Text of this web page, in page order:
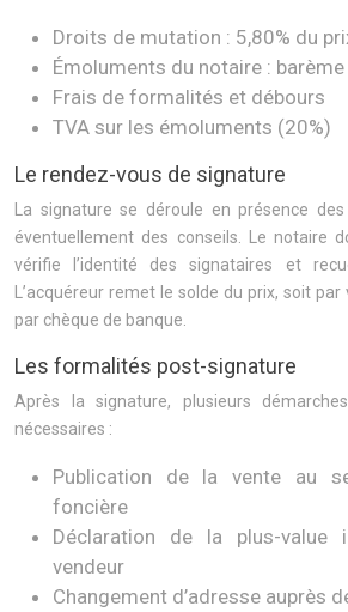
Droits de mutation : 5,80% du
Émoluments du notaire :
Frais de formalités et débours
TVA sur les émoluments (20%)
Le rendez-vous de signature
La signature se déroule en présence
éventuellement des conseils. Le notaire
vérifie l’identité des signataires et
L’acquéreur remet le solde du prix, soit
par chèque de banque.
Les formalités post-signature
Après la signature, plusieurs
nécessaires :
Publication de la vente au
foncière
Déclaration de la plus-value
vendeur
Changement d’adresse auprès